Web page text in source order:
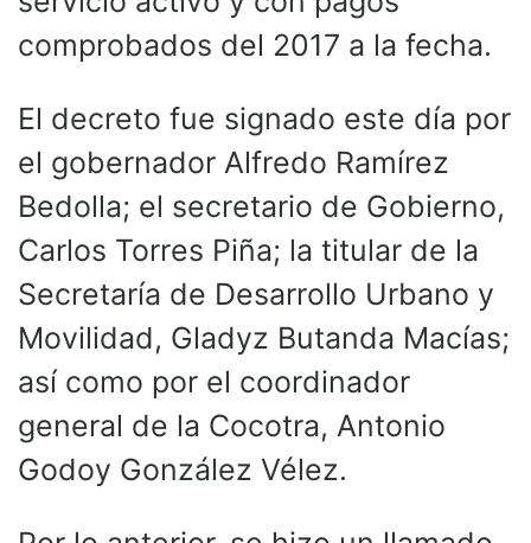
comprobados del 2017 a la fecha.
El decreto fue signado este día por
el gobernador Alfredo Ramírez
Bedolla; el secretario de Gobierno,
Carlos Torres Piña; la titular de la
Secretaría de Desarrollo Urbano y
Movilidad, Gladyz Butanda Macías;
así como por el coordinador
general de la Cocotra, Antonio
Godoy González Vélez.